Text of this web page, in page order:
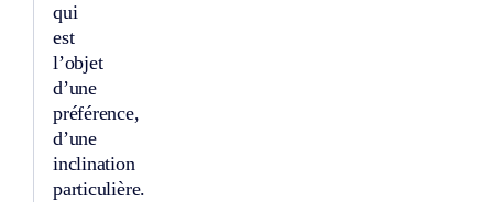
qui
est
l’objet
d’une
préférence,
d’une
inclination
particulière.